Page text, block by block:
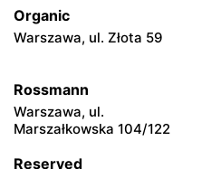
Lewiatan
Warszawa, ul. Globusowa
Lewiatan
Warszawa, ul. Gen.
Tadeusza Pełczyńskiego 32
Organic
Warszawa, ul. Złota 59
Rossmann
Warszawa, ul.
Marszałkowska 104/122
Reserved